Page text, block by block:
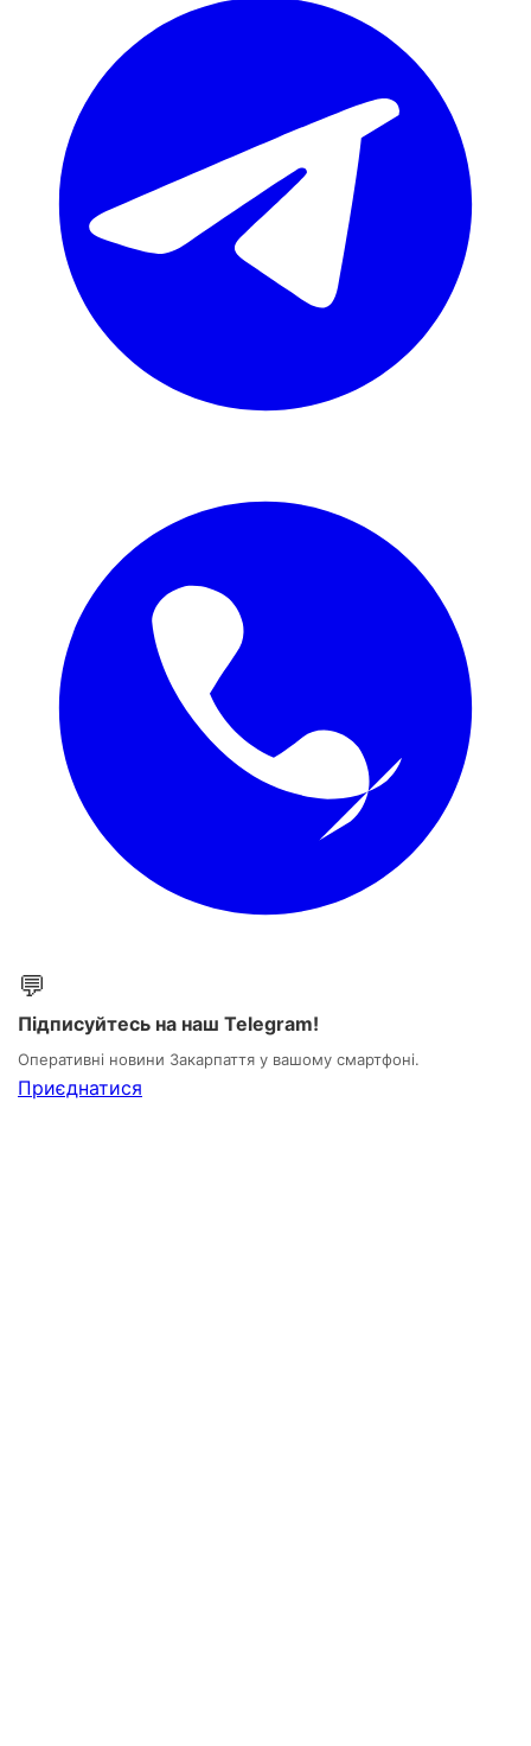
💬
Підписуйтесь на наш Telegram!
Оперативні новини Закарпаття у вашому смартфоні.
Приєднатися